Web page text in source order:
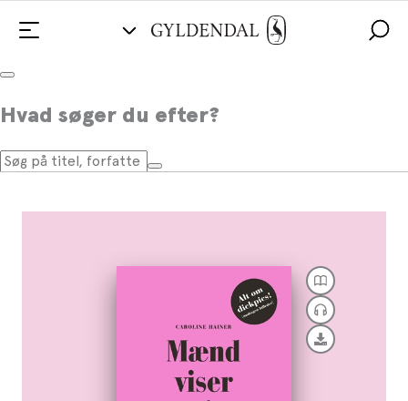
Hvad søger du efter?
Mænd viser mig deres pik